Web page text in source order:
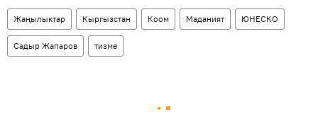
Жаңылыктар Кыргызстан Коом Маданият ЮНЕСКО
Садыр Жапаров тизме